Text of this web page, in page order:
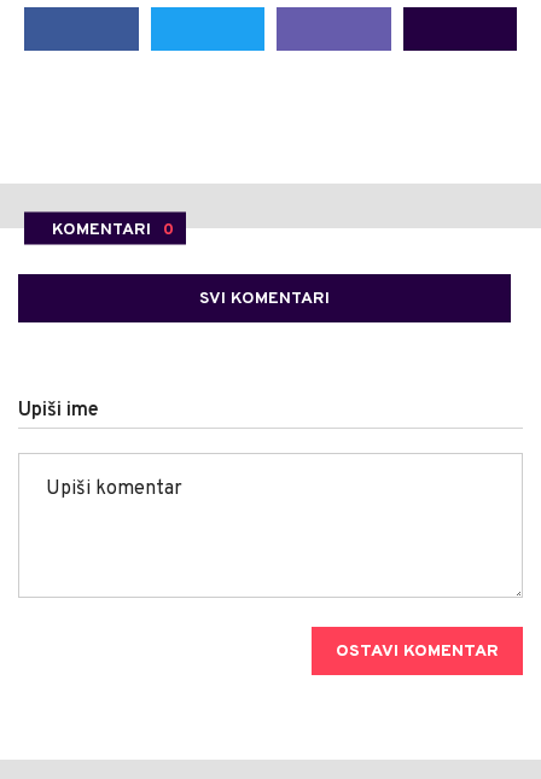
KOMENTARI 0
SVI KOMENTARI
Upiši ime
OSTAVI KOMENTAR